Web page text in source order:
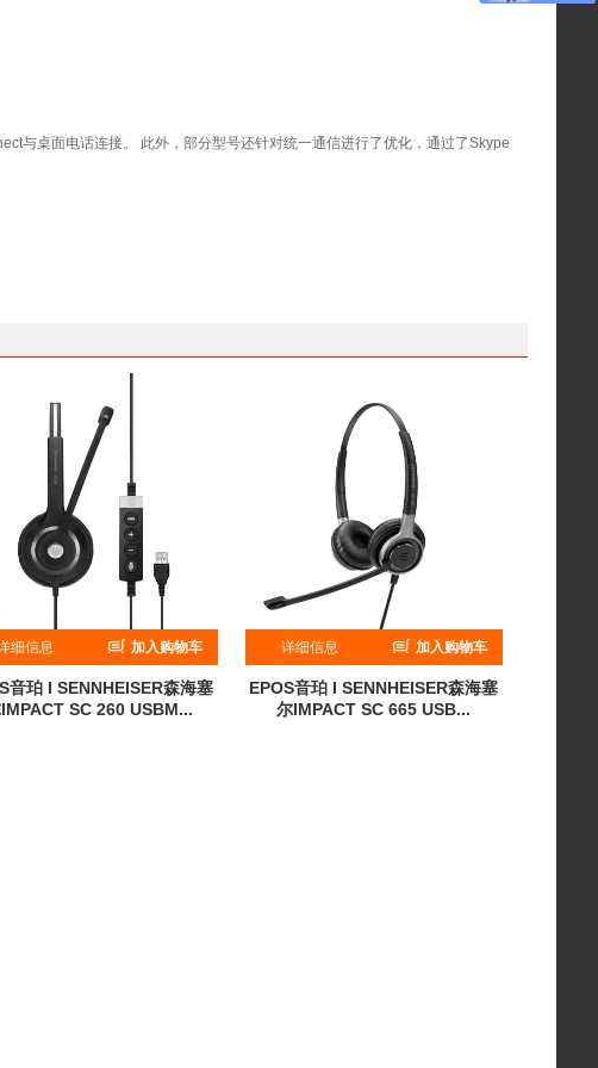
与桌面电话连接。 此外，部分型号还针对统一通信进行了优化，通过了Skype
细信息 加入购物车
音珀 I SENNHEISER森海塞
SC 260 USBM...
详细信息 加入购物车
EPOS音珀 I SENNHEISER森海塞
尔IMPACT SC 665 USB...